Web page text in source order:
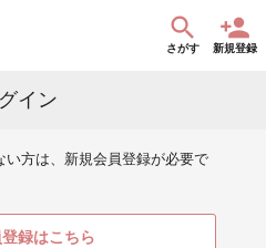
さがす 新規登録
イン
い方は、新規会員登録が必要で
録はこちら